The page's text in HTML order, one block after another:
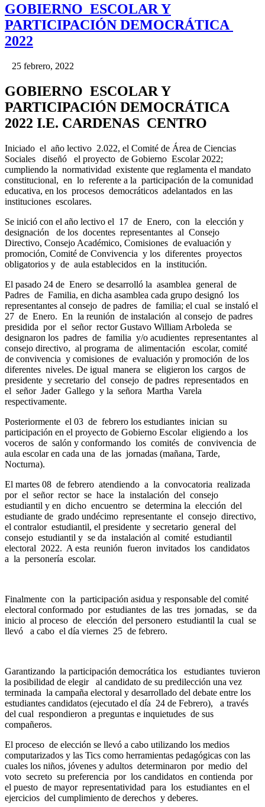
GOBIERNO ESCOLAR Y
PARTICIPACIÓN DEMOCRÁTICA
2022
25 febrero, 2022
GOBIERNO ESCOLAR Y
PARTICIPACIÓN DEMOCRÁTICA
2022 I.E. CARDENAS CENTRO
Iniciado el año lectivo 2.022, el Comité de Área de Ciencias
Sociales diseñó el proyecto de Gobierno Escolar 2022;
cumpliendo la normatividad existente que reglamenta el mandato
constitucional, en lo referente a la participación de la comunidad
educativa, en los procesos democráticos adelantados en las
instituciones escolares.
Se inició con el año lectivo el 17 de Enero, con la elección y
designación de los docentes representantes al Consejo
Directivo, Consejo Académico, Comisiones de evaluación y
promoción, Comité de Convivencia y los diferentes proyectos
obligatorios y de aula establecidos en la institución.
El pasado 24 de Enero se desarrolló la asamblea general de
Padres de Familia, en dicha asamblea cada grupo designó los
representantes al consejo de padres de familia; el cual se instaló el
27 de Enero. En la reunión de instalación al consejo de padres
presidida por el señor rector Gustavo William Arboleda se
designaron los padres de familia y/o acudientes representantes al
consejo directivo, al programa de alimentación escolar, comité
de convivencia y comisiones de evaluación y promoción de los
diferentes niveles. De igual manera se eligieron los cargos de
presidente y secretario del consejo de padres representados en
el señor Jader Gallego y la señora Martha Varela
respectivamente.
Posteriormente el 03 de febrero los estudiantes inician su
participación en el proyecto de Gobierno Escolar eligiendo a los
voceros de salón y conformando los comités de convivencia de
aula escolar en cada una de las jornadas (mañana, Tarde,
Nocturna).
El martes 08 de febrero atendiendo a la convocatoria realizada
por el señor rector se hace la instalación del consejo
estudiantil y en dicho encuentro se determina la elección del
estudiante de grado undécimo representante el consejo directivo,
el contralor estudiantil, el presidente y secretario general del
consejo estudiantil y se da instalación al comité estudiantil
electoral 2022. A esta reunión fueron invitados los candidatos
a la personería escolar.
Finalmente con la participación asidua y responsable del comité
electoral conformado por estudiantes de las tres jornadas, se da
inicio al proceso de elección del personero estudiantil la cual se
llevó a cabo el día viernes 25 de febrero.
Garantizando la participación democrática los estudiantes tuvieron
la posibilidad de elegir al candidato de su predilección una vez
terminada la campaña electoral y desarrollado del debate entre los
estudiantes candidatos (ejecutado el día 24 de Febrero), a través
del cual respondieron a preguntas e inquietudes de sus
compañeros.
El proceso de elección se llevó a cabo utilizando los medios
computarizados y las Tics como herramientas pedagógicas con las
cuales los niños, jóvenes y adultos determinaron por medio del
voto secreto su preferencia por los candidatos en contienda por
el puesto de mayor representatividad para los estudiantes en el
ejercicios del cumplimiento de derechos y deberes.